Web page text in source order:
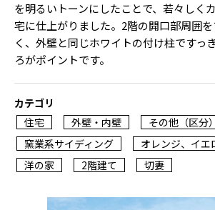
を明るいトーンにしたことで、若々しく
宅に仕上がりました。2階の開口部周囲
く、外壁と同じホワイトの付け柱ですっ
ろがポイントです。
カテゴリ
住宅
外壁・内壁
その他（区分）
窯業系サイディング
オレンジ、イエ
洋の家
2階建て 切妻